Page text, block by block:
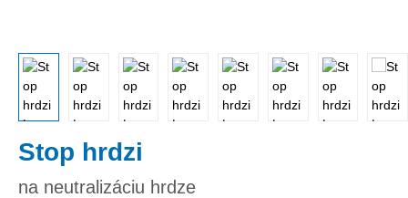
Stop hrdzi
na neutralizáciu hrdze